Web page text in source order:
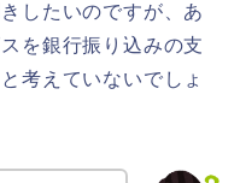
したいのですが、あ
を銀行振り込みの支
考えていないでしょ